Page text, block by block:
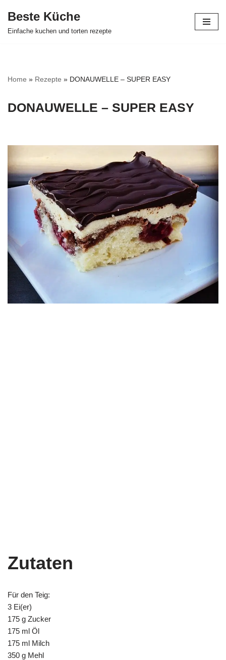
Zum
Beste Küche
Einfache kuchen und torten rezepte
Home » Rezepte » DONAUWELLE – SUPER EASY
DONAUWELLE – SUPER EASY
Zutaten
Für den Teig:
3 Ei(er)
175 g Zucker
175 ml Öl
175 ml Milch
350 g Mehl